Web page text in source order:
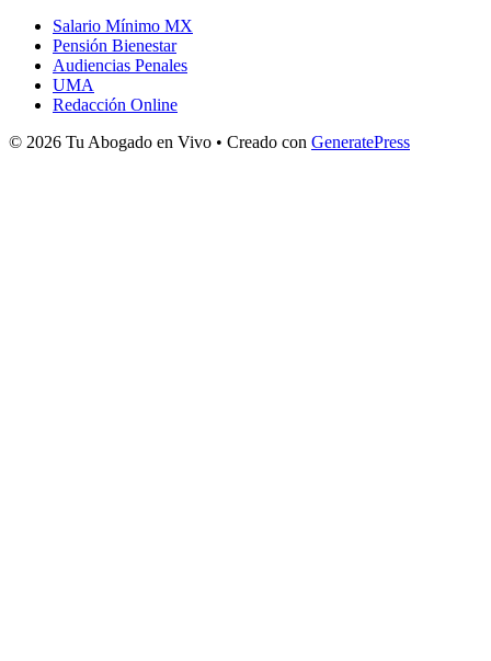
Salario Mínimo MX
Pensión Bienestar
Audiencias Penales
UMA
Redacción Online
© 2026 Tu Abogado en Vivo • Creado con GeneratePress